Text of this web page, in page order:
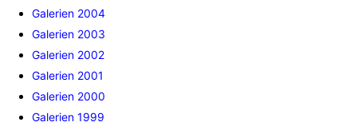
Galerien 2004
Galerien 2003
Galerien 2002
Galerien 2001
Galerien 2000
Galerien 1999